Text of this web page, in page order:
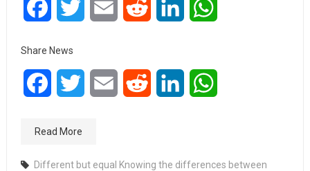
FacebookTwitter Email Reddit LinkedIn
Share News
FacebookTwitter Email Reddit LinkedIn
Read More
Different but equal Knowing the differences between